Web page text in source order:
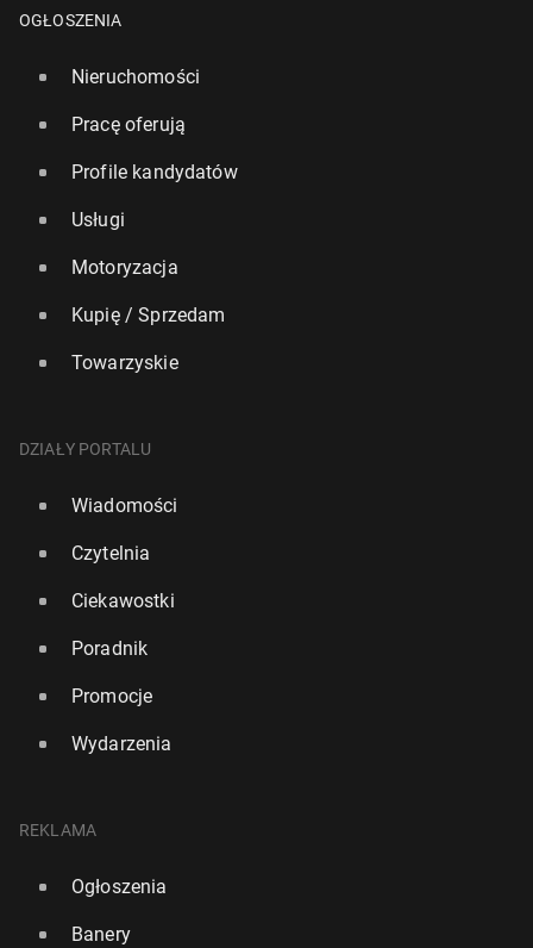
OGŁOSZENIA
Nieruchomości
Pracę oferują
Profile kandydatów
Usługi
Motoryzacja
Kupię / Sprzedam
Towarzyskie
DZIAŁY PORTALU
Wiadomości
Czytelnia
Ciekawostki
Poradnik
Promocje
Wydarzenia
REKLAMA
Ogłoszenia
Banery